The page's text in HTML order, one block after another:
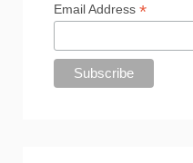
Email Address *